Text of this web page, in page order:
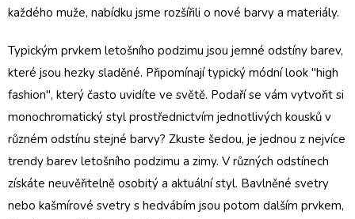
každého muže, nabídku jsme rozšířili o nové barvy a materiály.
Typickým prvkem letošního podzimu jsou jemné odstíny barev,
které jsou hezky sladěné. Připomínají typický módní look "high
fashion", který často uvidíte ve světě. Podaří se vám vytvořit si
monochromatický styl prostřednictvím jednotlivých kousků v
různém odstínu stejné barvy? Zkuste šedou, je jednou z nejvíce
trendy barev letošního podzimu a zimy. V různých odstínech
získáte neuvěřitelně osobitý a aktuální styl. Bavlněné svetry
nebo kašmírové svetry s hedvábím jsou potom dalším prvkem,